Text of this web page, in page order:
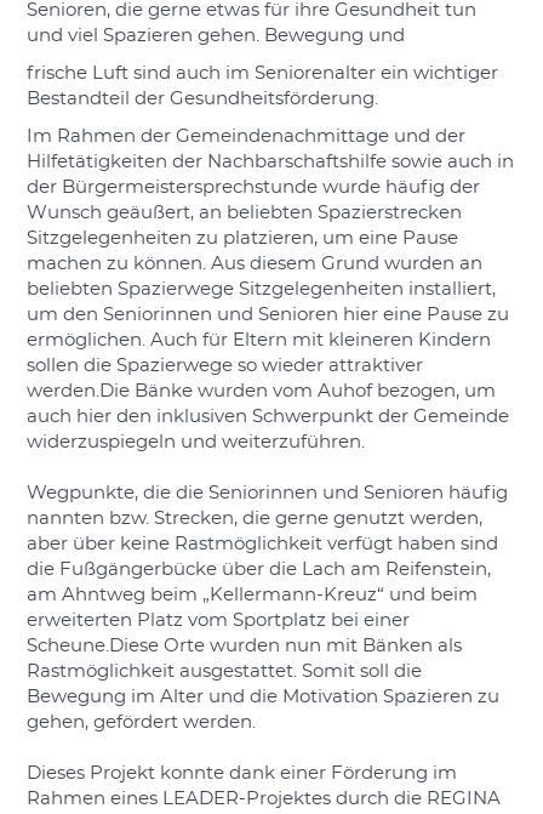
Senioren, die gerne etwas für ihre Gesundheit tun
und viel Spazieren gehen. Bewegung und
frische Luft sind auch im Seniorenalter ein wichtiger
Bestandteil der Gesundheitsförderung.
Im Rahmen der Gemeindenachmittage und der
Hilfetätigkeiten der Nachbarschaftshilfe sowie auch in
der Bürgermeistersprechstunde wurde häufig der
Wunsch geäußert, an beliebten Spazierstrecken
Sitzgelegenheiten zu platzieren, um eine Pause
machen zu können. Aus diesem Grund wurden an
beliebten Spazierwege Sitzgelegenheiten installiert,
um den Seniorinnen und Senioren hier eine Pause zu
ermöglichen. Auch für Eltern mit kleineren Kindern
sollen die Spazierwege so wieder attraktiver
werden.Die Bänke wurden vom Auhof bezogen, um
auch hier den inklusiven Schwerpunkt der Gemeinde
widerzuspiegeln und weiterzuführen.
Wegpunkte, die die Seniorinnen und Senioren häufig
nannten bzw. Strecken, die gerne genutzt werden,
aber über keine Rastmöglichkeit verfügt haben sind
die Fußgängerbücke über die Lach am Reifenstein,
am Ahntweg beim „Kellermann-Kreuz“ und beim
erweiterten Platz vom Sportplatz bei einer
Scheune.Diese Orte wurden nun mit Bänken als
Rastmöglichkeit ausgestattet. Somit soll die
Bewegung im Alter und die Motivation Spazieren zu
gehen, gefördert werden.
Dieses Projekt konnte dank einer Förderung im
Rahmen eines LEADER-Projektes durch die REGINA